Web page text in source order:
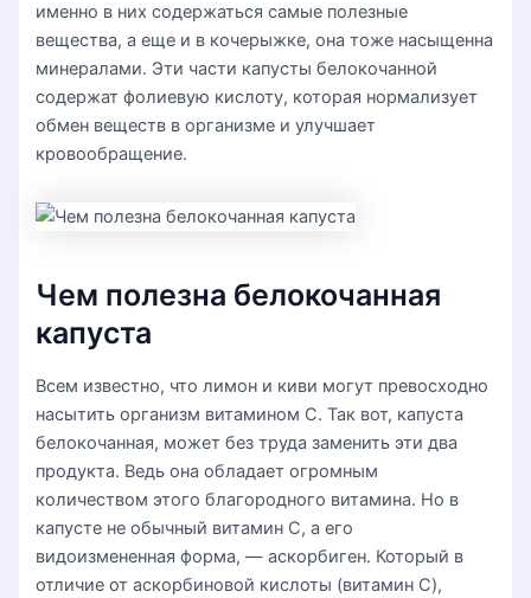
именно в них содержаться самые полезные
вещества, а еще и в кочерыжке, она тоже насыщенна
минералами. Эти части капусты белокочанной
содержат фолиевую кислоту, которая нормализует
обмен веществ в организме и улучшает
кровообращение.
Чем полезна белокочанная
капуста
Всем известно, что лимон и киви могут превосходно
насытить организм витамином C. Так вот, капуста
белокочанная, может без труда заменить эти два
продукта. Ведь она обладает огромным
количеством этого благородного витамина. Но в
капусте не обычный витамин C, а его
видоизмененная форма, — аскорбиген. Который в
отличие от аскорбиновой кислоты (витамин C),